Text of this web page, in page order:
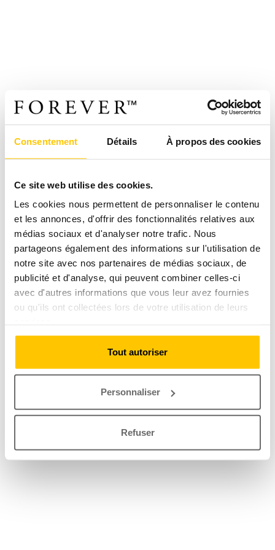
Consentement Détails À propos des cookies
Ce site web utilise des cookies.
Les cookies nous permettent de personnaliser le contenu
et les annonces, d'offrir des fonctionnalités relatives aux
médias sociaux et d'analyser notre trafic. Nous
partageons également des informations sur l'utilisation de
notre site avec nos partenaires de médias sociaux, de
publicité et d'analyse, qui peuvent combiner celles-ci
avec d'autres informations que vous leur avez fournies
ou qu'ils ont collectées lors de votre utilisation de leurs
Tout autoriser
Personnaliser
Refuser